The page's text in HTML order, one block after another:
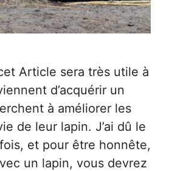
Article sera très utile à
d’acquérir un
à améliorer les
de leur lapin. J’ai dû le
et pour être honnête,
un lapin, vous devrez